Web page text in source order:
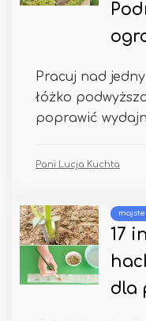
Pracuj nad
łóżko
poprawić
Pani Lucja Kuchta
17
dla